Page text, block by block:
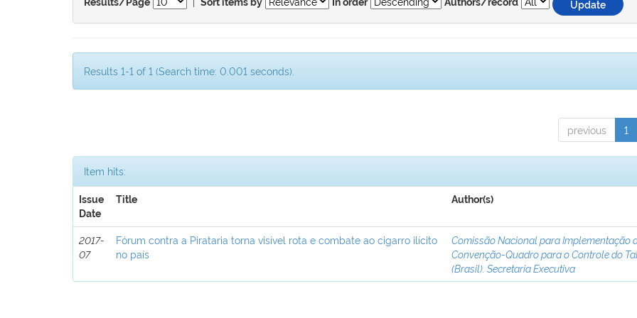
Results/Page Sort items by In order Authors/record
Results 1-1 of 1 (Search time: 0.001 seconds).
previous 1
Item hits:
Issue
Date
Title Author(s)
2017-
07
Fórum contra a Pirataria torna visível rota e combate ao cigarro ilícito
no país
Comissão Nacional para Implementação
Convenção-Quadro para o Controle do
(Brasil). Secretaria Executiva